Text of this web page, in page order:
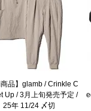
商品】glamb / Crinkle C
Up / 3月上旬発売予定 /
25年 11/24 〆切